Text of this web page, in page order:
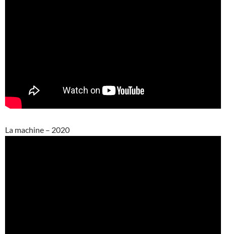
La machine – 2020